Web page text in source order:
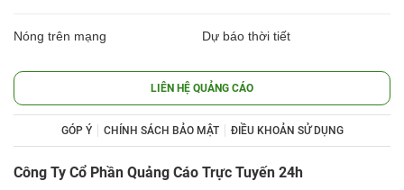
Nóng trên mạng Dự báo thời tiết
LIÊN HỆ QUẢNG CÁO
GÓP Ý CHÍNH SÁCH BẢO MẬT ĐIỀU KHOẢN SỬ DỤNG
Công Ty Cổ Phần Quảng Cáo Trực Tuyến 24h